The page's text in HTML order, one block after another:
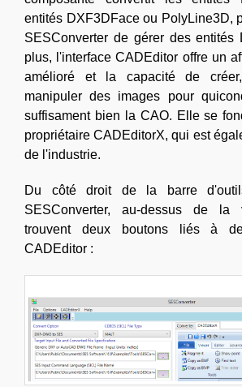
entités DXF3DFace ou PolyLine3D,
SESConverter de gérer des entités
plus, l'interface CADEditor offre un
amélioré et la capacité de
manipuler des images pour
suffisament bien la CAO. Elle se
propriétaire CADEditorX, qui est
de l'industrie.
Du côté droit de la barre
SESConverter, au-dessus de la
trouvent deux boutons liés à
CADEditor :